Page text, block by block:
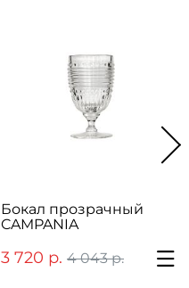
Бокал прозрачный
CAMPANIA
3 720 р. 4 043 р.